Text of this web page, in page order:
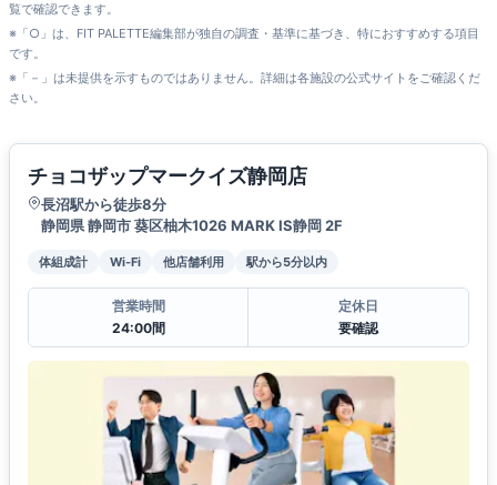
覧で確認できます。
※「○」は、FIT PALETTE編集部が独自の調査・基準に基づき、特におすすめする項目
です。
※「－」は未提供を示すものではありません。詳細は各施設の公式サイトをご確認くだ
さい。
チョコザップマークイズ静岡店
長沼駅から徒歩8分
静岡県 静岡市 葵区柚木1026 MARK IS静岡 2F
体組成計 Wi-Fi 他店舗利用 駅から5分以内
営業時間
24:00間
定休日
要確認